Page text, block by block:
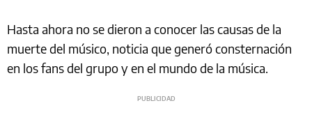
Hasta ahora no se dieron a conocer las causas de la
muerte del músico, noticia que generó consternación
en los fans del grupo y en el mundo de la música.